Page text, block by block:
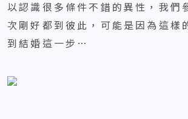
以認識很多條件不錯的異性，我們
次剛好都到彼此，可能是因為這樣
到結婚這一步…